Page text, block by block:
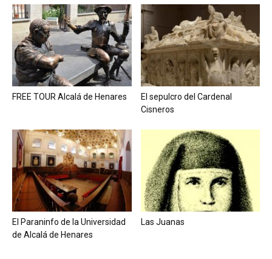
FREE TOUR Alcalá de Henares
El sepulcro del Cardenal
Cisneros
El Paraninfo de la Universidad
de Alcalá de Henares
Las Juanas